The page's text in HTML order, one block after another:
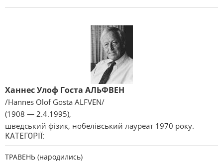
Ханнес Улоф Госта АЛЬФВЕН
/Hannes Olof Gosta ALFVEN/
(1908 — 2.4.1995),
шведський фізик, нобелівський лауреат 1970 року.
КАТЕГОРІЇ:
ТРАВЕНЬ (народились)